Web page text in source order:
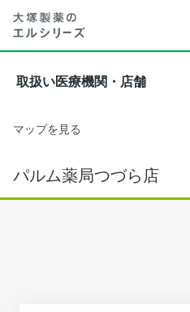
取扱い医療機関・店舗
マップを見る
パルム薬局つづら店